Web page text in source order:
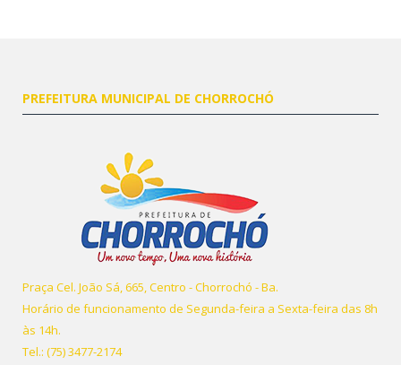
PREFEITURA MUNICIPAL DE CHORROCHÓ
Praça Cel. João Sá, 665, Centro - Chorrochó - Ba.
Horário de funcionamento de Segunda-feira a Sexta-feira das 8h
às 14h.
Tel.: (75) 3477-2174